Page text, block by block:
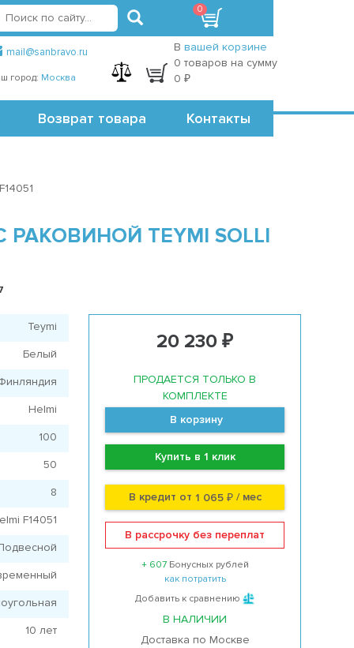
Точки самовывоза
mail@sanbravo.ru
город: Москва
регистрация
В вашей корзине
0 товаров на сумму
0 ₽
Возврат товара Контакты
0
TEYMI SOLLI
20 230 ₽
ПРОДАЕТСЯ ТОЛЬКО В
КОМПЛЕКТЕ
В корзину
Купить в 1 клик
В кредит от 1 065 ₽/ мес
В рассрочку без переплат
+ 607Бонусных рублей
как потратить
Добавить к сравнению
В НАЛИЧИИ
Доставка по Москве
Teymi
Белый
Helmi
100
50
8
F14051
10 лет